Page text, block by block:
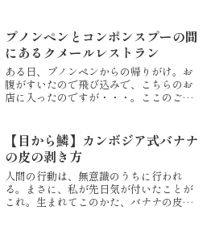
ことになります。カフェに...
プノンペンとコンポンスプーの間
にあるクメールレストラン
ある日、プノンペンからの帰りがけ。お
腹がすいたので飛び込みで、こちらのお
店に入ったのですが・・・。ここのご主
こういう方によく出会いますね。聞け
ば、山梨県の甲府市に3年ほ...
【目から鱗】カンボジア式バナナ
の皮の剥き方
人間の行動は、無意識のうちに行われ
る。まさに、私が先日気が付いたことが
これ。生まれてこのかた、バナナの皮